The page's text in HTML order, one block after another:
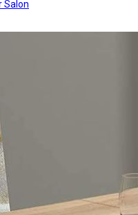
Salon